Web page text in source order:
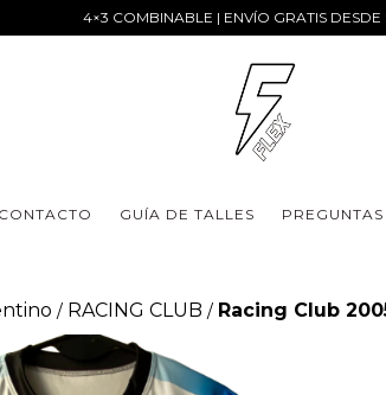
4×3 COMBINABLE | ENVÍO GRATIS
GUÍA DE TALLES
/ RACING CLUB / Racing Club